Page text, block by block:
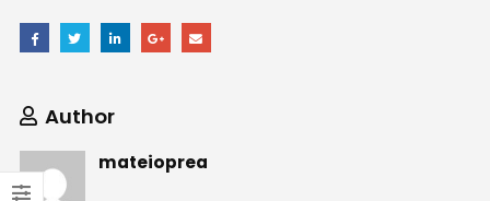
Author
mateioprea